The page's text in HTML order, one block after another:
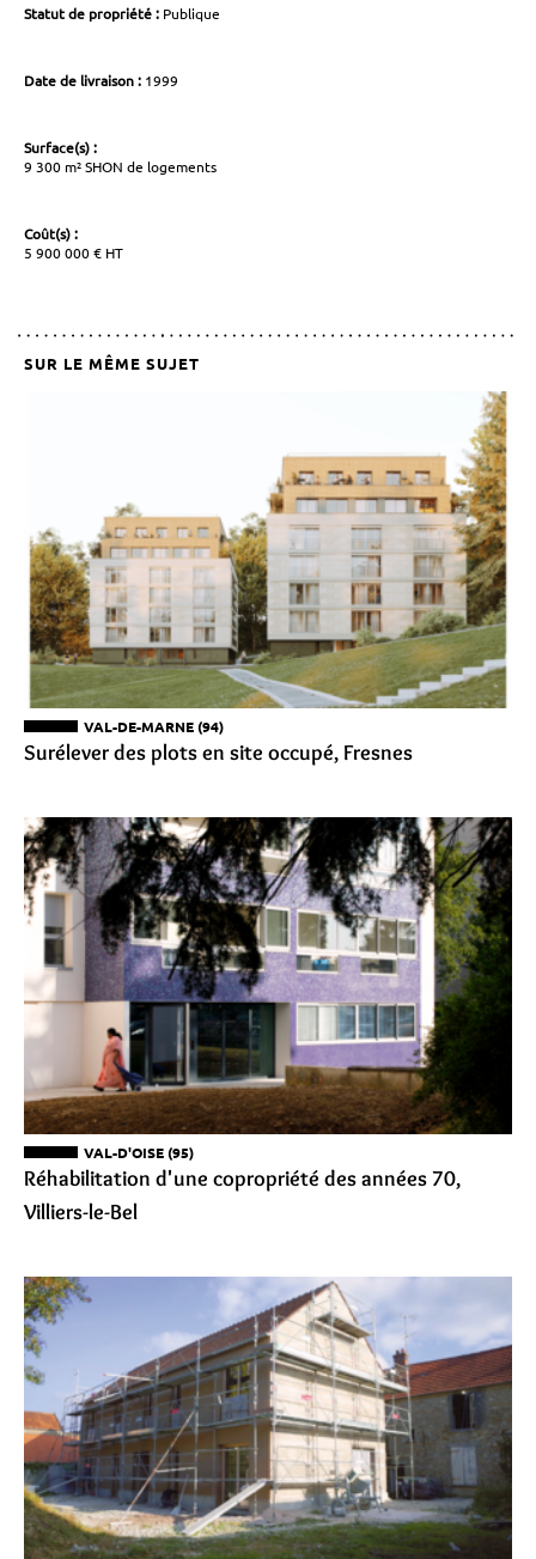
Statut de propriété : Publique
Date de livraison : 1999
Surface(s) :
9 300 m² SHON de logements
Coût(s) :
5 900 000 € HT
SUR LE MÊME SUJET
VAL-DE-MARNE (94)
Surélever des plots en site occupé, Fresnes
VAL-D'OISE (95)
Réhabilitation d'une copropriété des années 70,
Villiers-le-Bel